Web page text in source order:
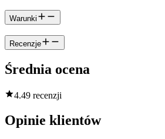
Warunki
Recenzje
Średnia ocena
4.49 recenzji
Opinie klientów